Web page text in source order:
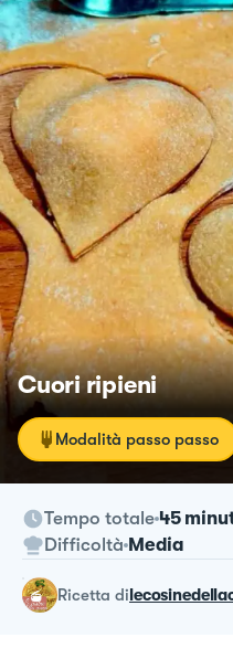
Cuori ripieni
Modalità passo passo
Tempo totale 45
Difficoltà Media
ricetta di